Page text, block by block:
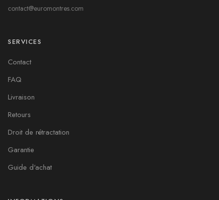
contact@euromontres.com
SERVICES
Contact
FAQ
Livraison
Retours
Droit de rétractation
Garantie
Guide d'achat